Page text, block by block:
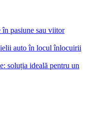
pasiune sau viitor
auto în locul înlocuirii
soluția ideală pentru un